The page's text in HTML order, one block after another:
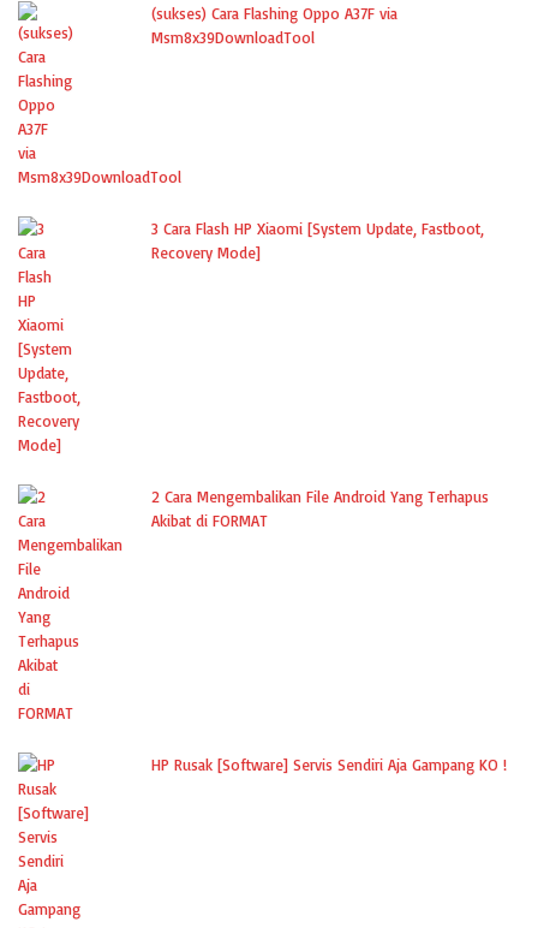
(sukses) Cara Flashing Oppo A37F via
Msm8x39DownloadTool
3 Cara Flash HP Xiaomi [System Update, Fastboot,
Recovery Mode]
2 Cara Mengembalikan File Android Yang Terhapus
Akibat di FORMAT
HP Rusak [Software] Servis Sendiri Aja Gampang KO !